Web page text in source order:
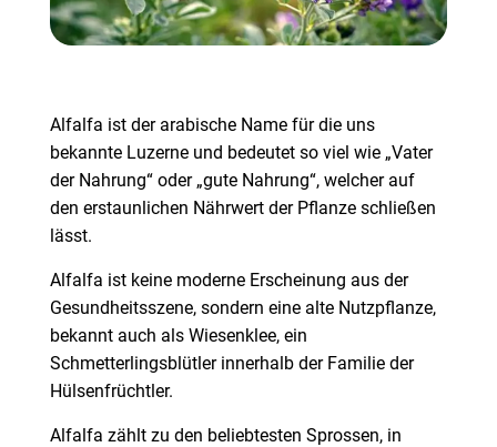
Alfalfa ist der arabische Name für die uns
bekannte Luzerne und bedeutet so viel wie „Vater
der Nahrung“ oder „gute Nahrung“, welcher auf
den erstaunlichen Nährwert der Pflanze schließen
lässt.
Alfalfa ist keine moderne Erscheinung aus der
Gesundheitsszene, sondern eine alte Nutzpflanze,
bekannt auch als Wiesenklee, ein
Schmetterlingsblütler innerhalb der Familie der
Hülsenfrüchtler.
Alfalfa zählt zu den beliebtesten Sprossen, in